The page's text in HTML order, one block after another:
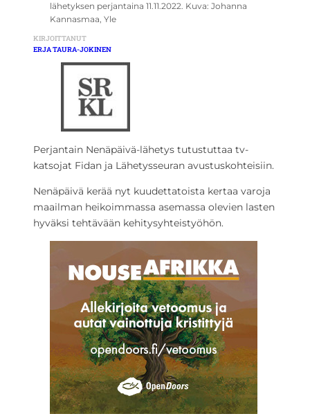
lähetyksen perjantaina 11.11.2022. Kuva: Johanna
Kannasmaa, Yle
KIRJOITTANUT
ERJA TAURA-JOKINEN
Perjantain Nenäpäivä-lähetys tutustuttaa tv-
katsojat Fidan ja Lähetysseuran avustuskohteisiin.
Nenäpäivä kerää nyt kuudettatoista kertaa varoja
maailman heikoimmassa asemassa olevien lasten
hyväksi tehtävään kehitysyhteistyöhön.